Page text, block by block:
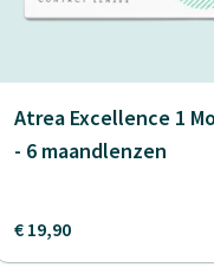
Atrea Excellence 1
- 6 maandlenzen
€ 19,90